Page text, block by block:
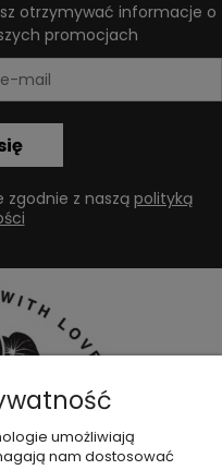
otrzymywać informacje o
promocjach
zgodnie z naszą polityką
umożliwiają
nam dostosować